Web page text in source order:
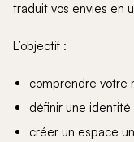
traduit vos envies en
L’objectif :
comprendre votre
définir une identité
créer un espace